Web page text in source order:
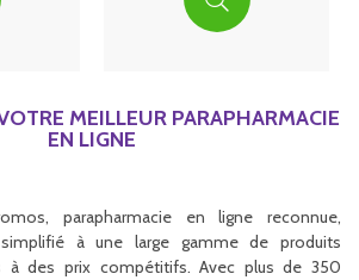
MEILLEUR PARAPHARMACIE
EN LIGNE
parapharmacie en ligne reconnue,
à une large gamme de produits
à des prix compétitifs. Avec plus de 350